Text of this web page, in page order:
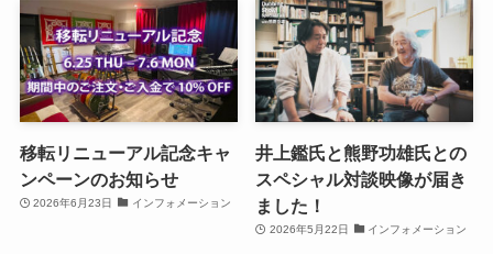
移転リニューアル記念キャ
ンペーンのお知らせ
2026年6月23日 インフォメーション
井上鑑氏と熊野功雄氏との
スペシャル対談映像が届き
ました！
2026年5月22日 インフォメーション